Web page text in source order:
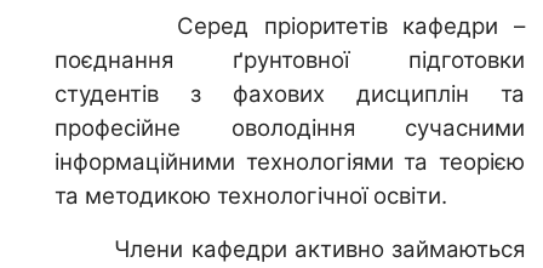
Серед пріоритетів кафедри –
поєднання ґрунтовної підготовки
студентів з фахових дисциплін та
професійне оволодіння сучасними
інформаційними технологіями та теорією
та методикою технологічної освіти.
Члени кафедри активно займаються